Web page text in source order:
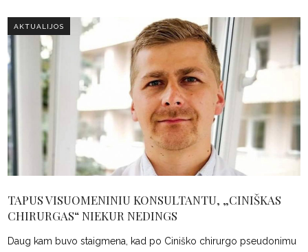
AKTUALIJOS
TAPUS VISUOMENINIU KONSULTANTU, „CINIŠKAS
CHIRURGAS“ NIEKUR NEDINGS
Daug kam buvo staigmena, kad po Ciniško chirurgo pseudonimu